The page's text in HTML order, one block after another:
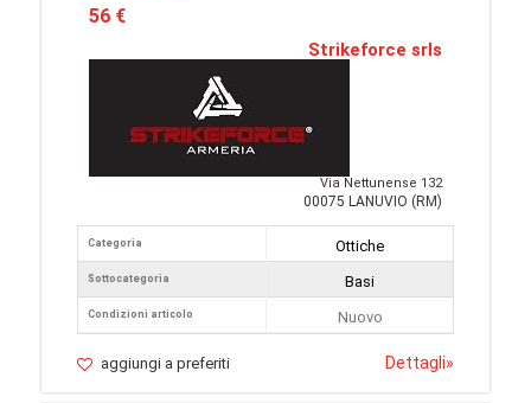
56 €
Strikeforce srls
Via Nettunense 132
00075 LANUVIO (RM)
Categoria
Sottocategoria
Condizioni articolo
Ottiche
Basi
Nuovo
aggiungi a preferiti Dettagli»